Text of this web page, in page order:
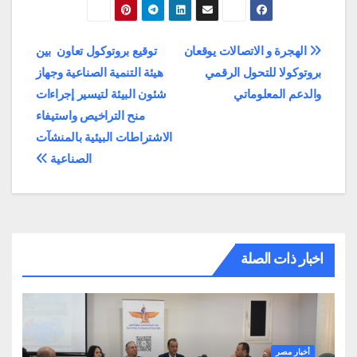
تصفّح
المقالات
توقيع بروتوكول تعاون بين
هيئة التنمية الصناعية وجهاز
شئون البيئة لتيسير إجراءات
منح التراخيص واستيفاء
الاشتراطات البيئية بالمنشآت
الصناعية
الهجرة و الاتصالات يوقعان
بروتوكولا للتحول الرقمي
والدعم المعلوماتي
اخبار ذات الصلة
أخبار مصر